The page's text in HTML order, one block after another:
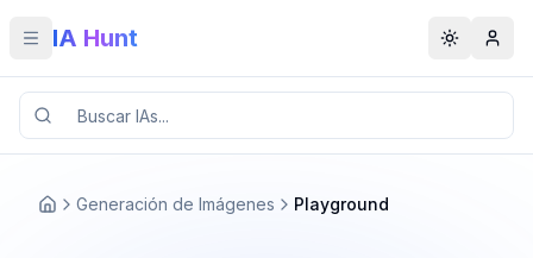
Toggle menu
IA Hunt Toggle
Generación de Imágenes Playground